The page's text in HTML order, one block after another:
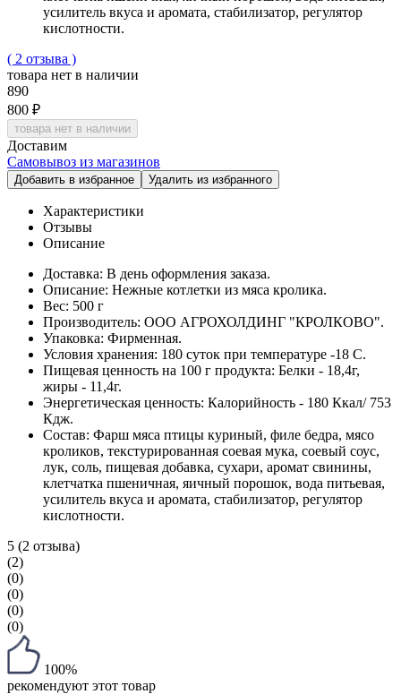
усилитель вкуса и аромата, стабилизатор, регулятор
кислотности.
( 2 отзыва )
товара нет в наличии
890
800 ₽
товара нет в наличии
Доставим
Самовывоз из магазинов
Добавить в избранное Удалить из избранного
Характеристики
Отзывы
Описание
Доставка: В день оформления заказа.
Описание: Нежные котлетки из мяса кролика.
Вес: 500 г
Производитель: ООО АГРОХОЛДИНГ "КРОЛКОВО".
Упаковка: Фирменная.
Условия хранения: 180 суток при температуре -18 С.
Пищевая ценность на 100 г продукта: Белки - 18,4г,
жиры - 11,4г.
Энергетическая ценность: Калорийность - 180 Ккал/ 753
Кдж.
Cостав: Фарш мяса птицы куриный, филе бедра, мясо
кроликов, текстурированная соевая мука, соевый соус,
лук, соль, пищевая добавка, сухари, аромат свинины,
клетчатка пшеничная, яичный порошок, вода питьевая,
усилитель вкуса и аромата, стабилизатор, регулятор
кислотности.
5 (2 отзыва)
(2)
(0)
(0)
(0)
(0)
100%
рекомендуют этот товар